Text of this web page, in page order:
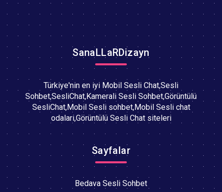
SanaLLaRDizayn
Türkiye'nin en iyi Mobil Sesli Chat,Sesli
Sohbet,SesliChat,Kamerali Sesli Sohbet,Görüntülü
SesliChat,Mobil Sesli sohbet,Mobil Sesli chat
odalari,Görüntülü Sesli Chat siteleri
Sayfalar
Bedava Sesli Sohbet